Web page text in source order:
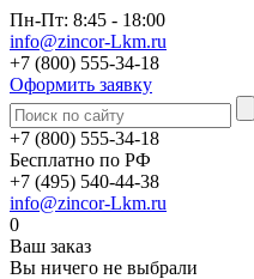
Пн-Пт: 8:45 - 18:00
info@zincor-Lkm.ru
+7 (800) 555-34-18
Оформить заявку
+7 (800) 555-34-18
Бесплатно по РФ
+7 (495) 540-44-38
info@zincor-Lkm.ru
0
Ваш заказ
Вы ничего не выбрали